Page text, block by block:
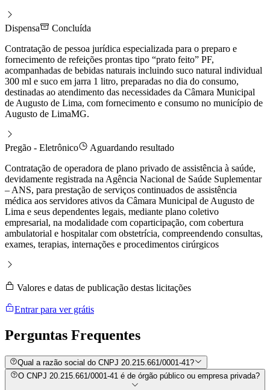
Dispensa
Concluída
Contratação de pessoa jurídica especializada para o preparo e
fornecimento de refeições prontas tipo “prato feito” PF,
acompanhadas de bebidas naturais incluindo suco natural individual
300 ml e suco em jarra 1 litro, preparadas no dia do consumo,
destinadas ao atendimento das necessidades da Câmara Municipal
de Augusto de Lima, com fornecimento e consumo no município de
Augusto de LimaMG.
Pregão - Eletrônico
Aguardando resultado
Contratação de operadora de plano privado de assistência à saúde,
devidamente registrada na Agência Nacional de Saúde Suplementar
– ANS, para prestação de serviços continuados de assistência
médica aos servidores ativos da Câmara Municipal de Augusto de
Lima e seus dependentes legais, mediante plano coletivo
empresarial, na modalidade com coparticipação, com cobertura
ambulatorial e hospitalar com obstetrícia, compreendendo consultas,
exames, terapias, internações e procedimentos cirúrgicos
Valores e datas de publicação destas licitações
Entrar para ver grátis
Perguntas Frequentes
Qual a razão social do CNPJ 20.215.661/0001-41?
O CNPJ 20.215.661/0001-41 é de órgão público ou empresa privada?